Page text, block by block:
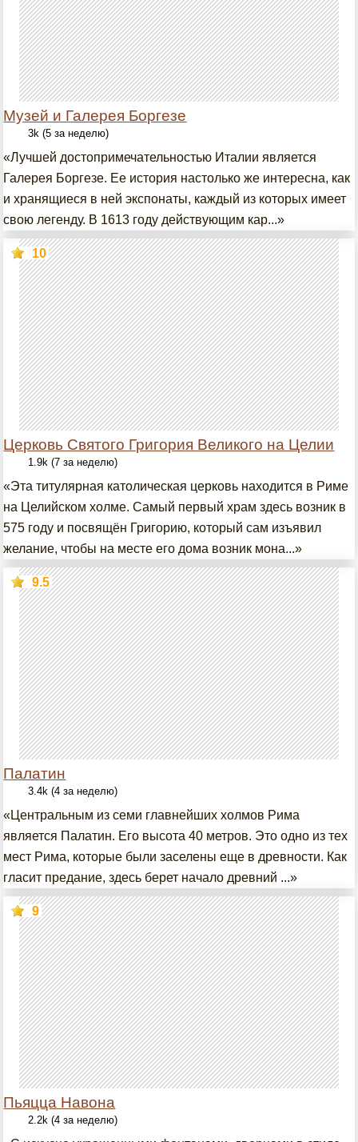
Музей и Галерея Боргезе
3k (5 за неделю)
«Лучшей достопримечательностью Италии является
Галерея Боргезе. Ее история настолько же интересна, как
и хранящиеся в ней экспонаты, каждый из которых имеет
свою легенду. В 1613 году действующим кар...»
Церковь Святого Григория Великого на Целии
10
1.9k (7 за неделю)
«Эта титулярная католическая церковь находится в Риме
на Целийском холме. Самый первый храм здесь возник в
575 году и посвящён Григорию, который сам изъявил
желание, чтобы на месте его дома возник мона...»
Палатин
9.5
3.4k (4 за неделю)
«Центральным из семи главнейших холмов Рима
является Палатин. Его высота 40 метров. Это одно из тех
мест Рима, которые были заселены еще в древности. Как
гласит предание, здесь берет начало древний ...»
Пьяцца Навона
9
2.2k (4 за неделю)